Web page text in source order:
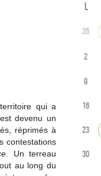
qui a
devenu un
réprimés à
contestations
. Un terreau
au long du
L
26
2
9
16
23
30